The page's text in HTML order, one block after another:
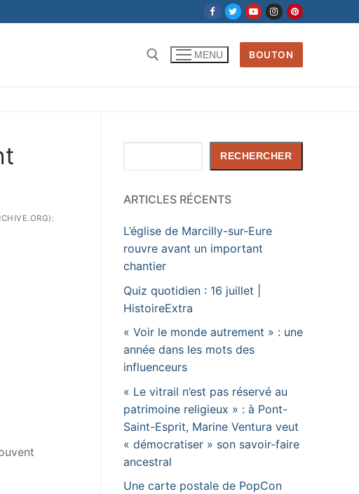
MENU BOUTON
RECHERCHER
ARTICLES RÉCENTS
L’église de Marcilly-sur-Eure
rouvre avant un important
chantier
Quiz quotidien : 16 juillet |
HistoireExtra
« Voir le monde autrement » : une
année dans les mots des
influenceurs
« Le vitrail n’est pas réservé au
patrimoine religieux » : à Pont-
Saint-Esprit, Marine Ventura veut
« démocratiser » son savoir-faire
ancestral
Une carte postale de PopCon